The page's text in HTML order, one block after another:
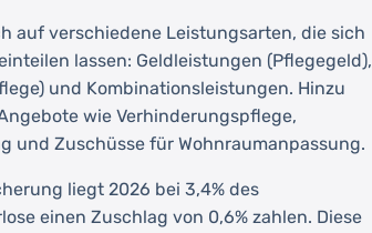
auf verschiedene Leistungsarten, die sich
lassen: Geldleistungen (Pflegegeld),
und Kombinationsleistungen. Hinzu
wie Verhinderungspflege,
und Zuschüsse für Wohnraumanpassung.
liegt 2026 bei 3,4% des
einen Zuschlag von 0,6% zahlen. Diese